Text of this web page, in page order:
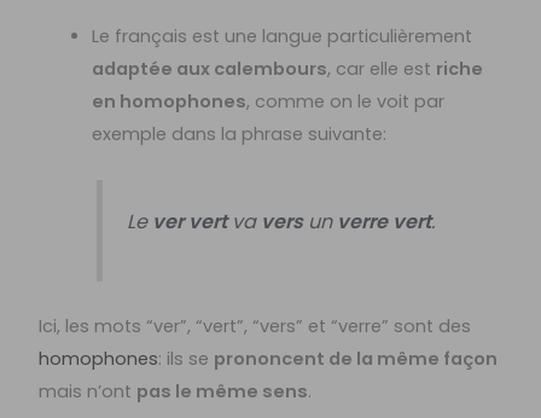
Le français est une langue particulièrement
adaptée aux calembours, car elle est riche
en homophones, comme on le voit par
exemple dans la phrase suivante:
Le ver vertva versun verre vert.
Ici, les mots “ver”, “vert”, “vers” et “verre” sont des
homophones: ils se prononcent de la même façon
mais n’ont pas le même sens.